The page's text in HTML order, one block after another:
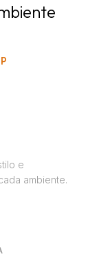
e
ambiente.